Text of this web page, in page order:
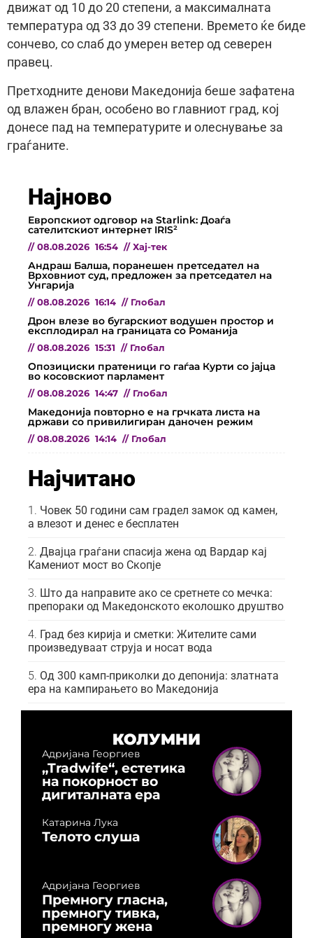
движат од 10 до 20 степени, а максималната
температура од 33 до 39 степени. Времето ќе биде
сончево, со слаб до умерен ветер од северен
правец.
Претходните денови Македонија беше зафатена
од влажен бран, особено во главниот град, кој
донесе пад на температурите и олеснување за
граѓаните.
Најново
Европскиот одговор на Starlink: Доаѓа
сателитскиот интернет IRIS²
// 08.08.2026 16:54 // Хај-тек
Андраш Балша, поранешен претседател на
Врховниот суд, предложен за претседател на
Унгарија
// 08.08.2026 16:14 // Глобал
Дрон влезе во бугарскиот водушен простор и
експлодирал на границата со Романија
// 08.08.2026 15:31 // Глобал
Опозициски пратеници го гаѓаа Курти со јајца
во косовскиот парламент
// 08.08.2026 14:47 // Глобал
Македонија повторно е на грчката листа на
држави со привилигиран даночен режим
// 08.08.2026 14:14 // Глобал
Најчитано
Човек 50 години сам градел замок од камен,
а влезот и денес е бесплатен
Двајца граѓани спасија жена од Вардар кај
Камениот мост во Скопје
Што да направите ако се сретнете со мечка:
препораки од Македонското еколошко друштво
Град без кирија и сметки: Жителите сами
произведуваат струја и носат вода
Од 300 камп-приколки до депонија: златната
ера на кампирањето во Македонија
КОЛУМНИ
Адријана Георгиев
„Tradwife“, естетика
на покорност во
дигиталната ера
Катарина Лука
Телото слуша
Адријана Георгиев
Премногу гласна,
премногу тивка,
премногу жена